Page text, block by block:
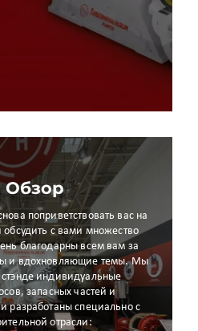
Обзор
поприветствовать вас на
обсудить с вами множество
благодарны всем вам за
и вдохновляющие темы. Мы
индивидуальные
запасных частей и
разработаны специально с
отрасли: